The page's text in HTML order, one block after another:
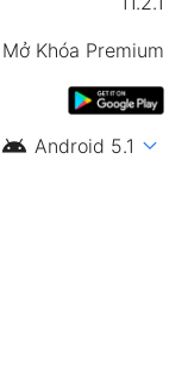
Mở Khóa Premium
android Android 5.1 expand_more